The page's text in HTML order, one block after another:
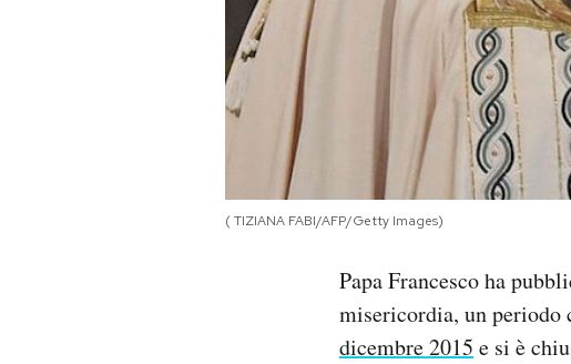
( TIZIANA FABI/AFP/Getty Images)
Papa Francesco ha
misericordia, un periodo
dicembre 2015 e si è